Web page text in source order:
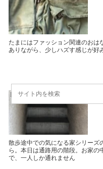
たまにはファッション関連のおは
ありながら、少しハズす感じが好
ショップ シ
散歩途中での気になる家シリーズ
ら。本日は通路用の階段。お家
で、一人しか通れません